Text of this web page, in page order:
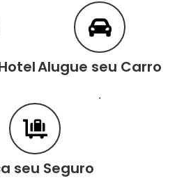
Alugue seu Carro
.
seu Seguro